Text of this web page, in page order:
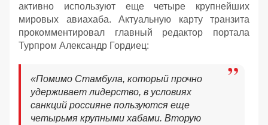
активно используют еще четыре крупнейших
мировых авиахаба. Актуальную карту транзита
прокомментировал главный редактор портала
Турпром Александр Гордиец:
«Помимо Стамбула, который прочно
удерживает лидерство, в условиях
санкций россияне пользуются еще
четырьмя крупными хабами. Вторую